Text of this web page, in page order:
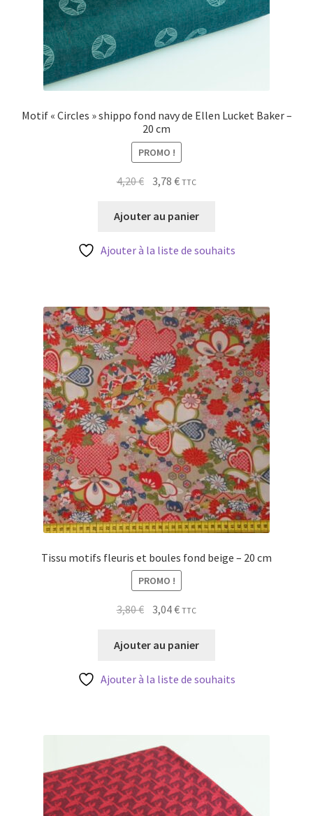
Motif « Circles » shippo fond navy de Ellen Lucket Baker –
20 cm
PROMO !
4,20€ Le
initial
4,20 €.
3,78€Le
actuel
3,78 €.
TTC
Ajouter au panier
Ajouter à la liste de souhaits
Tissu motifs fleuris et boules fond beige – 20 cm
PROMO !
3,80€ Le
initial
3,80 €.
3,04€Le
actuel
3,04 €.
TTC
Ajouter au panier
Ajouter à la liste de souhaits